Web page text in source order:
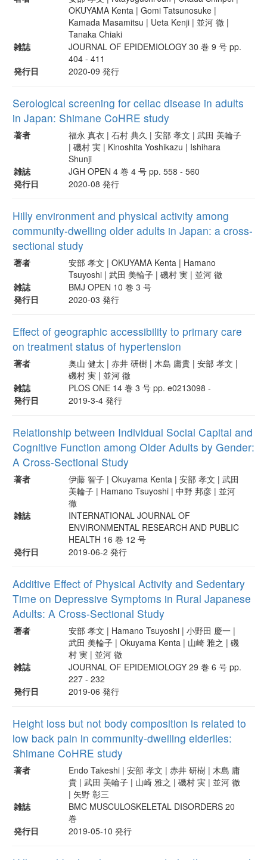
OKUYAMA Kenta | Gomi Tatsunosuke |
Kamada Masamitsu | Ueta Kenji | 並河 徹 |
Tanaka Chiaki
雑誌
JOURNAL OF EPIDEMIOLOGY 30 巻 9 号 pp.
404 - 411
発行日
2020-09 発行
Serological screening for celiac disease in adults
in Japan: Shimane CoHRE study
著者
福永 真衣 | 石村 典久 | 安部 孝文 | 武田 美輪子
| 磯村 実 | Kinoshita Yoshikazu | Ishihara
Shunji
雑誌
JGH OPEN 4 巻 4 号 pp. 558 - 560
発行日
2020-08 発行
Hilly environment and physical activity among
community-dwelling older adults in Japan: a cross-
sectional study
著者
安部 孝文 | OKUYAMA Kenta | Hamano
Tsuyoshi | 武田 美輪子 | 磯村 実 | 並河 徹
雑誌
BMJ OPEN 10 巻 3 号
発行日
2020-03 発行
Effect of geographic accessibility to primary care
on treatment status of hypertension
著者
奥山 健太 | 赤井 研樹 | 木島 庸貴 | 安部 孝文 |
磯村 実 | 並河 徹
雑誌
PLOS ONE 14 巻 3 号 pp. e0213098 -
発行日
2019-3-4 発行
Relationship between Individual Social Capital and
Cognitive Function among Older Adults by Gender:
A Cross-Sectional Study
著者
伊藤 智子 | Okuyama Kenta | 安部 孝文 | 武田
美輪子 | Hamano Tsuyoshi | 中野 邦彦 | 並河
徹
雑誌
INTERNATIONAL JOURNAL OF
ENVIRONMENTAL RESEARCH AND PUBLIC
HEALTH 16 巻 12 号
発行日
2019-06-2 発行
Additive Effect of Physical Activity and Sedentary
Time on Depressive Symptoms in Rural Japanese
Adults: A Cross-Sectional Study
著者
安部 孝文 | Hamano Tsuyoshi | 小野田 慶一 |
武田 美輪子 | Okuyama Kenta | 山崎 雅之 | 磯
村 実 | 並河 徹
雑誌
JOURNAL OF EPIDEMIOLOGY 29 巻 6 号 pp.
227 - 232
発行日
2019-06 発行
Height loss but not body composition is related to
low back pain in community-dwelling elderlies:
Shimane CoHRE study
著者
Endo Takeshi | 安部 孝文 | 赤井 研樹 | 木島 庸
貴 | 武田 美輪子 | 山崎 雅之 | 磯村 実 | 並河 徹
| 矢野 彰三
雑誌
BMC MUSCULOSKELETAL DISORDERS 20
巻
発行日
2019-05-10 発行